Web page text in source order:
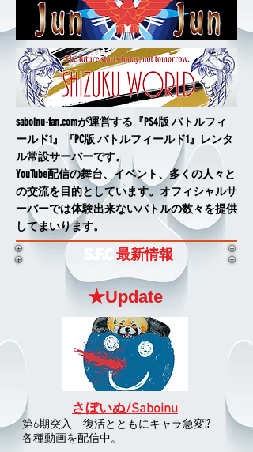
★Update
さぼいぬ/Saboinu
第6期突入 復活とともにキャラ急変⁉
各種動画を配信中。
最新情報
saboinu-fan.comが運営する『PS4版 バトルフィ
ールド1』『PC版 バトルフィールド1』レンタ
ル常設サーバーです。
YouTube配信の舞台、イベント、多くの人々と
の交流を目的としています。オフィシャルサ
ーバーでは体験出来ないバトルの数々を提供
してまいります。